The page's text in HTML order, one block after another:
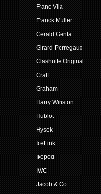
Franc Vila
Franck Muller
Gerald Genta
Girard-Perregaux
Glashutte Original
Graff
Graham
Harry Winston
Hublot
Hysek
IceLink
Ikepod
IWC
Jacob & Co